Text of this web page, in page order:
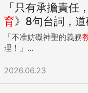
「只有承擔責任
育》8句台詞，
「不准妨礙神聖的義務
理！」...
2026.06.23